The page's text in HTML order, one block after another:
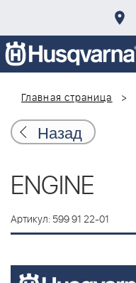
Главная страница
Назад
ENGINE
Артикул: 599 91 22-01